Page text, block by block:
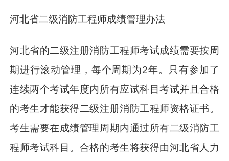
河北省二级消防工程师成绩管理办法
河北省的二级注册消防工程师考试成绩需要按周
期进行滚动管理，每个周期为2年。只有参加了
连续两个考试年度内所有应试科目考试并且合格
的考生才能获得二级注册消防工程师资格证书。
考生需要在成绩管理周期内通过所有二级消防工
程师考试科目。合格的考生将获得由河北省人力